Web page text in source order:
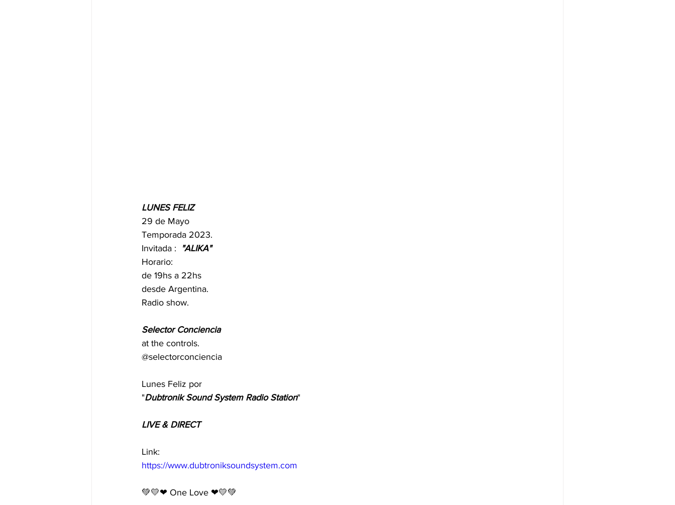
LUNES FELIZ
29 de Mayo
Temporada 2023.
Invitada :
"ALIKA"
Horario:
de 19hs a 22hs
desde Argentina.
Radio show.
Selector Conciencia
at the controls.
@selectorconciencia
Lunes Feliz por
"Dubtronik Sound System Radio Station"
LIVE & DIRECT
Link:
https://www.dubtroniksoundsystem.com
💚💛❤ One Love ❤💛💚